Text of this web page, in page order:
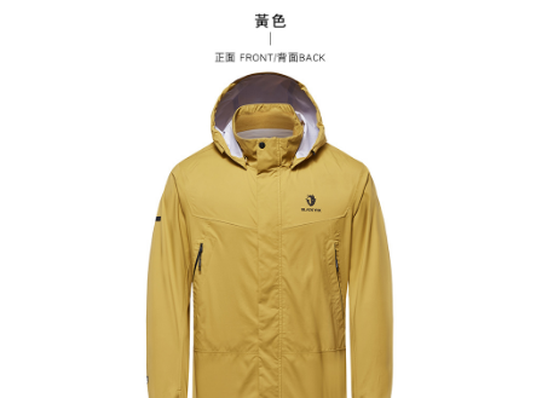
購買商品的店家。未經商家同意取消之訂單仍視為有效，需透過AFTEE先享
※ 交易是否成功請以「AFTEE先享後付 」之結帳頁面顯示為準，若有關於
是否繳費成功／繳費後需取消欲退款等相關疑問，請聯繫「AFTEE先享後付
https://netprotections.freshdesk.com/support/home
１．透過由恩沛科技股份有限公司提供之「AFTEE先享後付」服務完成之交
易，需依本服務之必要範圍內提供個人資料，並將交易相關給付款項請求債
權轉讓予恩沛科技股份有限公司。
２．關於個人資料處理事宜，請瀏覽以下網址：
https://aftee.tw/terms/#terms3
３．未成年的使用者請事先徵得法定代理人或監護人之同意方可使用
「AFTEE先享後付」，若未經同意申辦者引起之損失，本公司不負相關責
４．使用「AFTEE先享後付」時，將依據個別帳號之用戶狀況，依本公司即
時審查核予不同之上限額度；若仍有額度不足之情形，本公司將視審查結果
請求用戶進行身份認證。
每筆NT$60，滿NT$799(含以上)免運費
每筆NT$60，滿NT$799(含以上)免運費
每筆NT$60，滿NT$799(含以上)免運費
每筆NT$60，滿NT$799(含以上)免運費
每筆NT$70，滿NT$799(含以上)免運費